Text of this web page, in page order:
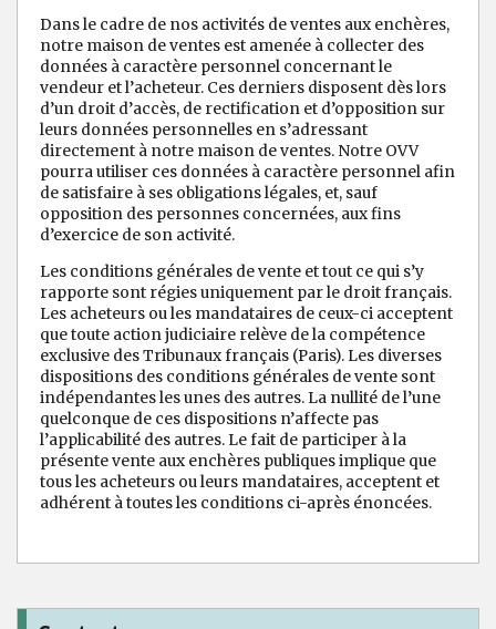
Dans le cadre de nos activités de ventes aux enchères,
notre maison de ventes est amenée à collecter des
données à caractère personnel concernant le
vendeur et l’acheteur. Ces derniers disposent dès lors
d’un droit d’accès, de rectification et d’opposition sur
leurs données personnelles en s’adressant
directement à notre maison de ventes. Notre OVV
pourra utiliser ces données à caractère personnel afin
de satisfaire à ses obligations légales, et, sauf
opposition des personnes concernées, aux fins
d’exercice de son activité.
Les conditions générales de vente et tout ce qui s’y
rapporte sont régies uniquement par le droit français.
Les acheteurs ou les mandataires de ceux-ci acceptent
que toute action judiciaire relève de la compétence
exclusive des Tribunaux français (Paris). Les diverses
dispositions des conditions générales de vente sont
indépendantes les unes des autres. La nullité de l’une
quelconque de ces dispositions n’affecte pas
l’applicabilité des autres. Le fait de participer à la
présente vente aux enchères publiques implique que
tous les acheteurs ou leurs mandataires, acceptent et
adhérent à toutes les conditions ci-après énoncées.